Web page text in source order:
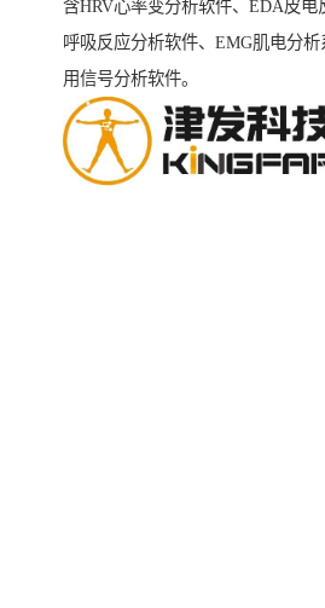
含HRV心率变分析软件、EDA皮电
呼吸反应分析软件、EMG肌电分析
用信号分析软件。